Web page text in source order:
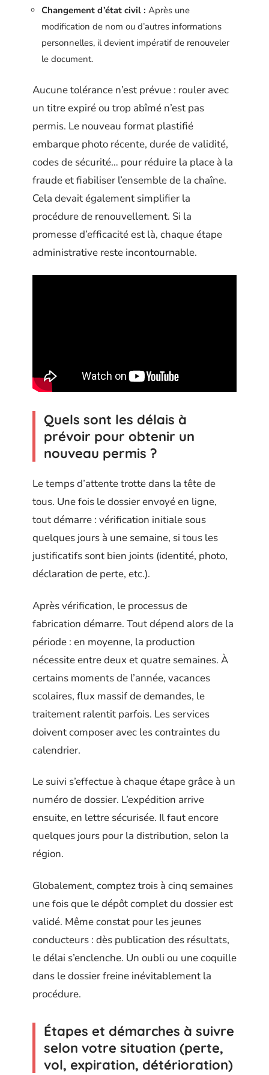
Changement d’état civil : Après une
modification de nom ou d’autres informations
personnelles, il devient impératif de renouveler
le document.
Aucune tolérance n’est prévue : rouler avec
un titre expiré ou trop abîmé n’est pas
permis. Le nouveau format plastifié
embarque photo récente, durée de validité,
codes de sécurité… pour réduire la place à la
fraude et fiabiliser l’ensemble de la chaîne.
Cela devait également simplifier la
procédure de renouvellement. Si la
promesse d’efficacité est là, chaque étape
administrative reste incontournable.
Quels sont les délais à
prévoir pour obtenir un
nouveau permis ?
Le temps d’attente trotte dans la tête de
tous. Une fois le dossier envoyé en ligne,
tout démarre : vérification initiale sous
quelques jours à une semaine, si tous les
justificatifs sont bien joints (identité, photo,
déclaration de perte, etc.).
Après vérification, le processus de
fabrication démarre. Tout dépend alors de la
période : en moyenne, la production
nécessite entre deux et quatre semaines. À
certains moments de l’année, vacances
scolaires, flux massif de demandes, le
traitement ralentit parfois. Les services
doivent composer avec les contraintes du
calendrier.
Le suivi s’effectue à chaque étape grâce à un
numéro de dossier. L’expédition arrive
ensuite, en lettre sécurisée. Il faut encore
quelques jours pour la distribution, selon la
région.
Globalement, comptez trois à cinq semaines
une fois que le dépôt complet du dossier est
validé. Même constat pour les jeunes
conducteurs : dès publication des résultats,
le délai s’enclenche. Un oubli ou une coquille
dans le dossier freine inévitablement la
procédure.
Étapes et démarches à suivre
selon votre situation (perte,
vol, expiration, détérioration)